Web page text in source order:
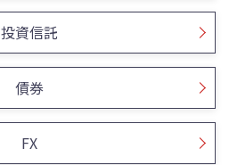
投資信託
債券
FX